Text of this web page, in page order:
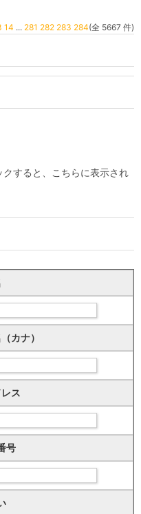
14 ... 281 282 283 284(全 5667 件)
クすると、こちらに表示され
カナ）
ス
号